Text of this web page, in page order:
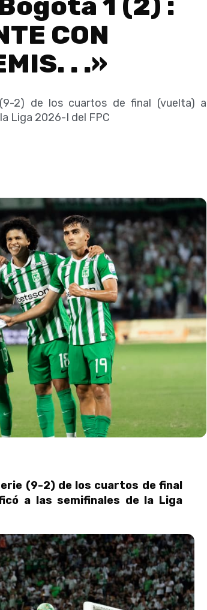
CON
. .»
2) de los cuartos de final (vuelta) a
Liga 2026-I del FPC
(9-2) de los cuartos de final
a las semifinales de la Liga